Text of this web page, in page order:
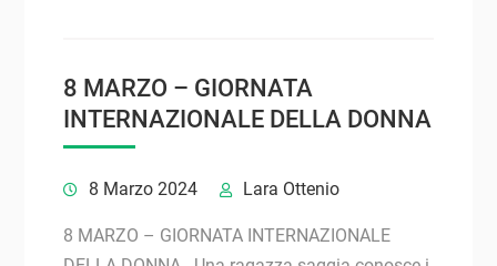
8 MARZO – GIORNATA
INTERNAZIONALE DELLA DONNA
8 Marzo 2024 Lara Ottenio
8 MARZO – GIORNATA INTERNAZIONALE